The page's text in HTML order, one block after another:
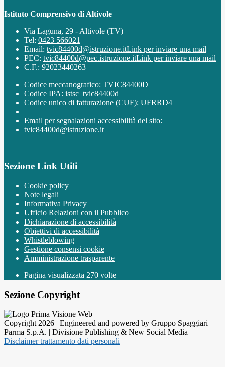
Istituto Comprensivo di Altivole
Via Laguna, 29 - Altivole (TV)
Tel: 0423 566021
Email: tvic84400d@istruzione.itLink per inviare una mail
PEC: tvic84400d@pec.istruzione.itLink per inviare una mail
C.F.: 92023440263
Codice meccanografico: TVIC84400D
Codice IPA: istsc_tvic84400d
Codice unico di fatturazione (CUF): UFRRD4
Email per segnalazioni accessibilità del sito:
tvic84400d@istruzione.it
Sezione Link Utili
Cookie policy
Note legali
Informativa Privacy
Ufficio Relazioni con il Pubblico
Dichiarazione di accessibilità
Obiettivi di accessibilità
Whistleblowing
Gestione consensi cookie
Amministrazione trasparente
Pagina visualizzata 270 volte
Sezione Copyright
Copyright 2026 | Engineered and powered by Gruppo Spaggiari
Parma S.p.A. | Divisione Publishing & New Social Media
Disclaimer trattamento dati personali